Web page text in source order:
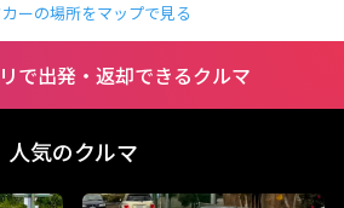
カーの場所をマップで見る
で出発・返却できるクルマ
人気のクルマ